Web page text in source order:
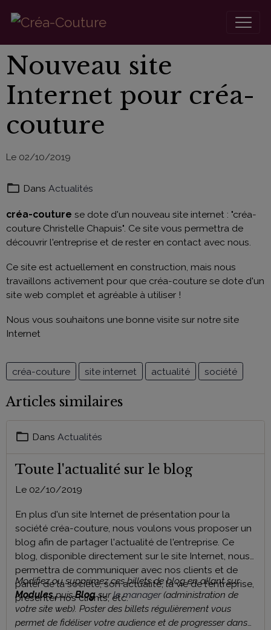
Nouveau site
Internet pour créa-
couture
Le 02/10/2019
Dans Actualités
créa-couture se dote d'un nouveau site internet : "créa-
couture Christelle Chapuis". Ce site vous permettra de
découvrir l'entreprise et de rester en contact avec nous.
Ce site est actuellement en construction, mais nous
travaillons activement pour que créa-couture se dote d'un
site web complet et agréable à utiliser !
Nous vous souhaitons une bonne visite sur notre site
Internet
créa-couture site internet actualité société
Articles similaires
Dans Actualités
Toute l'actualité sur le blog
Le 02/10/2019
En plus d'un site Internet de présentation pour la
société créa-couture, nous voulons vous proposer un
blog afin de partager l'actualité de l'entreprise. Ce
blog, disponible directement sur le site Internet, nous
permettra de communiquer avec nos clients et de
parler de la société, son actualité, la vie de l'entreprise,
présenter nos clients, etc.
Modifiez ou supprimez ces billets de blog en allant sur
ModulespuisBlogsurle manager(administration de
votre site web). Poster des billets régulièrement vous
permet de fidéliser votre audience et de progresser dans